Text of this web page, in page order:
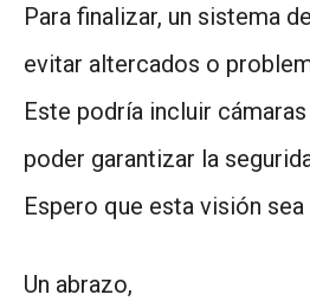
Para finalizar, un sistema
evitar altercados o
Este podría incluir
poder garantizar la
Espero que esta visión sea
Un abrazo,